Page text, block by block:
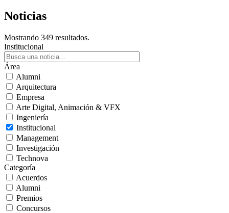
Noticias
Mostrando 349 resultados.
Institucional
Área
Alumni
Arquitectura
Empresa
Arte Digital, Animación & VFX
Ingeniería
Institucional
Management
Investigación
Technova
Categoría
Acuerdos
Alumni
Premios
Concursos